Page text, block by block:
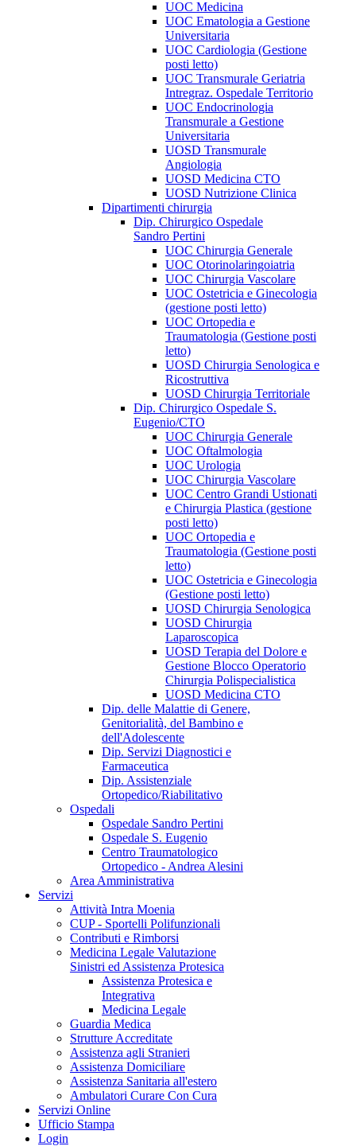
UOC Medicina
UOC Ematologia a Gestione
Universitaria
UOC Cardiologia (Gestione
posti letto)
UOC Transmurale Geriatria
Intregraz. Ospedale Territorio
UOC Endocrinologia
Transmurale a Gestione
Universitaria
UOSD Transmurale
Angiologia
UOSD Medicina CTO
UOSD Nutrizione Clinica
Dipartimenti chirurgia
Dip. Chirurgico Ospedale
Sandro Pertini
UOC Chirurgia Generale
UOC Otorinolaringoiatria
UOC Chirurgia Vascolare
UOC Ostetricia e Ginecologia
(gestione posti letto)
UOC Ortopedia e
Traumatologia (Gestione posti
letto)
UOSD Chirurgia Senologica e
Ricostruttiva
UOSD Chirurgia Territoriale
Dip. Chirurgico Ospedale S.
Eugenio/CTO
UOC Chirurgia Generale
UOC Oftalmologia
UOC Urologia
UOC Chirurgia Vascolare
UOC Centro Grandi Ustionati
e Chirurgia Plastica (gestione
posti letto)
UOC Ortopedia e
Traumatologia (Gestione posti
letto)
UOC Ostetricia e Ginecologia
(Gestione posti letto)
UOSD Chirurgia Senologica
UOSD Chirurgia
Laparoscopica
UOSD Terapia del Dolore e
Gestione Blocco Operatorio
Chirurgia Polispecialistica
UOSD Medicina CTO
Dip. delle Malattie di Genere,
Genitorialità, del Bambino e
dell'Adolescente
Dip. Servizi Diagnostici e
Farmaceutica
Dip. Assistenziale
Ortopedico/Riabilitativo
Ospedali
Ospedale Sandro Pertini
Ospedale S. Eugenio
Centro Traumatologico
Ortopedico - Andrea Alesini
Area Amministrativa
Servizi
Attività Intra Moenia
CUP - Sportelli Polifunzionali
Contributi e Rimborsi
Medicina Legale Valutazione
Sinistri ed Assistenza Protesica
Assistenza Protesica e
Integrativa
Medicina Legale
Guardia Medica
Strutture Accreditate
Assistenza agli Stranieri
Assistenza Domiciliare
Assistenza Sanitaria all'estero
Ambulatori Curare Con Cura
Servizi Online
Ufficio Stampa
Login